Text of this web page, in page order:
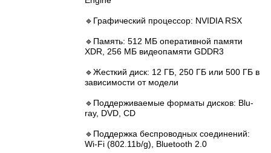
🔹Графический процессор: NVIDIA RSX
🔹Память: 512 МБ оперативной памяти
XDR, 256 МБ видеопамяти GDDR3
🔹Жесткий диск: 12 ГБ, 250 ГБ или 500 ГБ в
зависимости от модели
🔹Поддерживаемые форматы дисков: Blu-
ray, DVD, CD
🔹Поддержка беспроводных соединений:
Wi-Fi (802.11b/g), Bluetooth 2.0